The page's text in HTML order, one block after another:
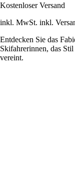
Kostenloser Versand
inkl. MwSt. inkl.
Entdecken Sie das
Skifahrerinnen, das
vereint.